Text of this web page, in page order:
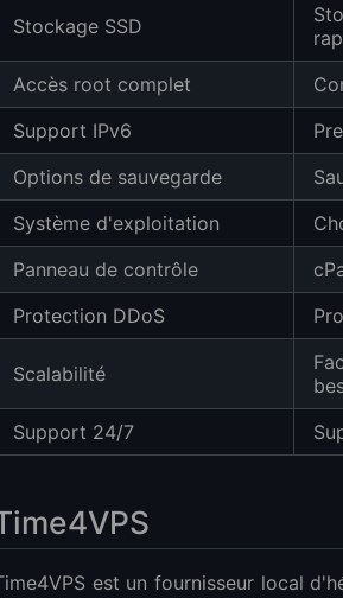
Stockage SSD
Accès root complet
Support IPv6
Options de sauvegarde
Système d'exploitation
Panneau de contrôle
Protection DDoS
Scalabilité
Support 24/7
est un fournisseur local